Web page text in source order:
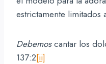
estrictamente limitados
Debemoscantar los
137:2[ii]